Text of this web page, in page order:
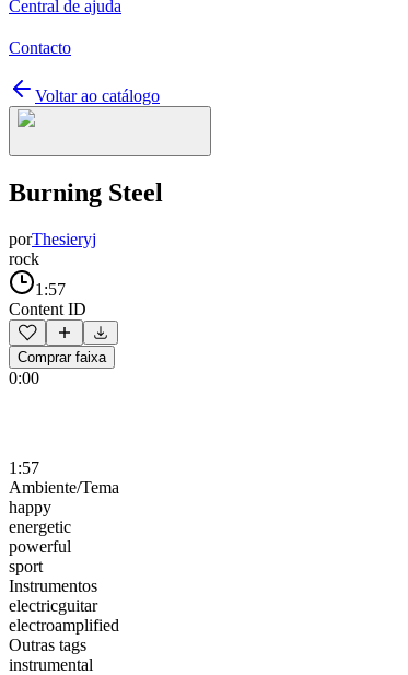
Central de ajuda
Contacto
Voltar ao catálogo
Burning Steel
porThesieryj
rock
1:57
Content ID
Comprar faixa
0:00
1:57
Ambiente/Tema
happy
energetic
powerful
sport
Instrumentos
electricguitar
electroamplified
Outras tags
instrumental